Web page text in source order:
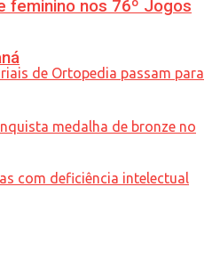
feminino nos 76º Jogos